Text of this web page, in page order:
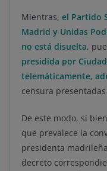
Mientras, el Partido
Madrid y Unidas
no está disuelta,
presidida por
telemáticamente,
censura
De este modo, si
que prevalece la
presidenta
decreto